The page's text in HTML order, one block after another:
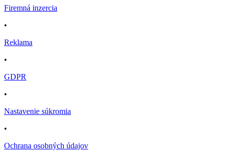
Firemná inzercia
•
Reklama
•
GDPR
•
Nastavenie súkromia
•
Ochrana osobných údajov